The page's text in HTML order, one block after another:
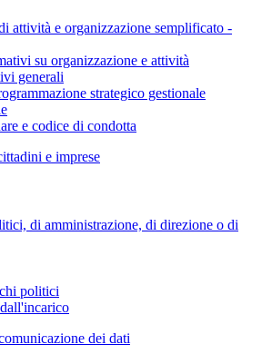
attività e organizzazione semplificato -
su organizzazione e attività
generali
strategico gestionale
e codice di condotta
e imprese
di amministrazione, di direzione o di
politici
dei dati